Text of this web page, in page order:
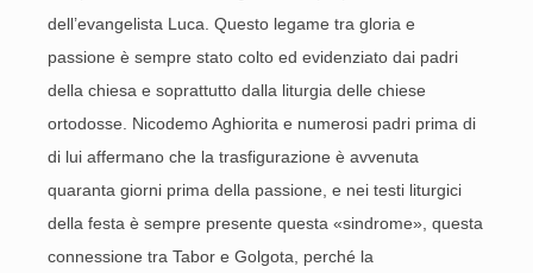
dell’evangelista Luca. Questo legame tra gloria e
passione è sempre stato colto ed evidenziato dai padri
della chiesa e soprattutto dalla liturgia delle chiese
ortodosse. Nicodemo Aghiorita e numerosi padri prima di
di lui affermano che la trasfigurazione è avvenuta
quaranta giorni prima della passione, e nei testi liturgici
della festa è sempre presente questa «sindrome», questa
connessione tra Tabor e Golgota, perché la